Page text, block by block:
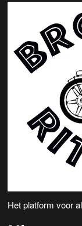
Het platform voor